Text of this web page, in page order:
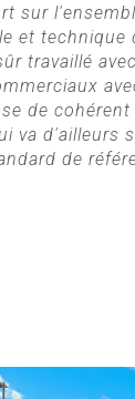
sur
et technique
travaillé
de
va d'ailleurs
de